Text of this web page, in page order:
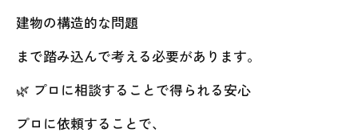
建物の構造的な問題
まで踏み込んで考える必要があります。
🌿 プロに相談することで得られる安心
プロに依頼することで、